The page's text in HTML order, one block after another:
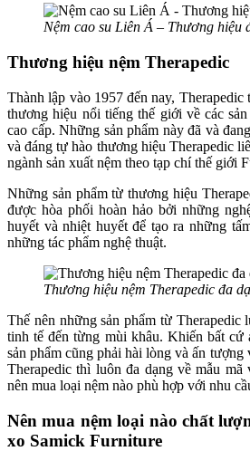
Nệm cao su Liên Á – Thương hiệu
Thương hiệu nệm Therapedic
Thành lập vào 1957 đến nay,
thương hiệu nổi tiếng thế giới về các
cao cấp. Những sản phẩm này đã và
và đáng tự hào thương hiệu Therapedic
ngành sản xuất nệm theo tạp chí thế giới
Những sản phẩm từ thương hiệu
được hòa phối hoàn hảo bởi những
huyết và nhiệt huyết để tạo ra những
những tác phẩm nghệ thuật.
Thương hiệu nệm Therapedic đa
Thế nên những sản phẩm từ Therapedic
tinh tế đến từng mùi khâu. Khiến bất cứ
sản phẩm cũng phải hài lòng và ấn tượng
Therapedic thì luôn đa dạng về mẫu
nên mua loại nệm nào phù hợp với nhu
Nên mua nệm loại nào chất
xo Samick Furniture